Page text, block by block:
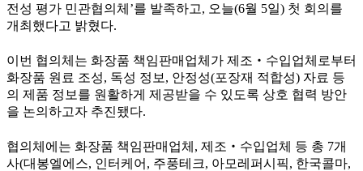
전성 평가 민관협의체’를 발족하고, 오늘(6월 5일) 첫 회의를
개최했다고 밝혔다.
이번 협의체는 화장품 책임판매업체가 제조‧수입업체로부터
화장품 원료 조성, 독성 정보, 안정성(포장재 적합성) 자료 등
의 제품 정보를 원활하게 제공받을 수 있도록 상호 협력 방안
을 논의하고자 추진됐다.
협의체에는 화장품 책임판매업체, 제조‧수입업체 등 총 7개
사(대봉엘에스, 인터케어, 주풍테크, 아모레퍼시픽, 한국콜마,